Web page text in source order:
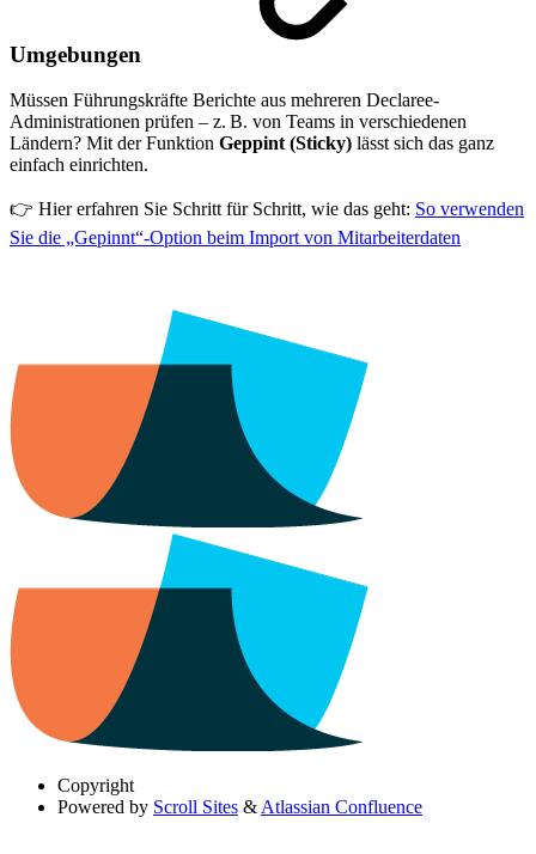
Umgebungen
Müssen Führungskräfte Berichte aus mehreren Declaree-
Administrationen prüfen – z. B. von Teams in verschiedenen
Ländern? Mit der Funktion Geppint (Sticky) lässt sich das ganz
einfach einrichten.
👉 Hier erfahren Sie Schritt für Schritt, wie das geht: So verwenden
Sie die „Gepinnt“-Option beim Import von Mitarbeiterdaten
Copyright
Powered by Scroll Sites &Atlassian Confluence